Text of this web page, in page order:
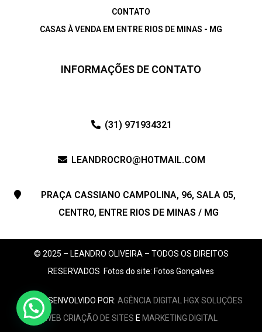
CONTATO
CASAS À VENDA EM ENTRE RIOS DE MINAS - MG
INFORMAÇÕES DE CONTATO
(31) 971934321
LEANDROCRO@HOTMAIL.COM
PRAÇA CASSIANO CAMPOLINA, 96, SALA 05,
CENTRO, ENTRE RIOS DE MINAS / MG
© 2025 – LEANDRO OLIVEIRA – TODOS OS DIREITOS
RESERVADOS Fotos do site: Fotos Gonçalves
SITE DESENVOLVIDO POR: AGÊNCIA DIGITAL HGX SOLUÇÕES
WEB CRIAÇÃO DE SITES E MARKETING DIGITAL